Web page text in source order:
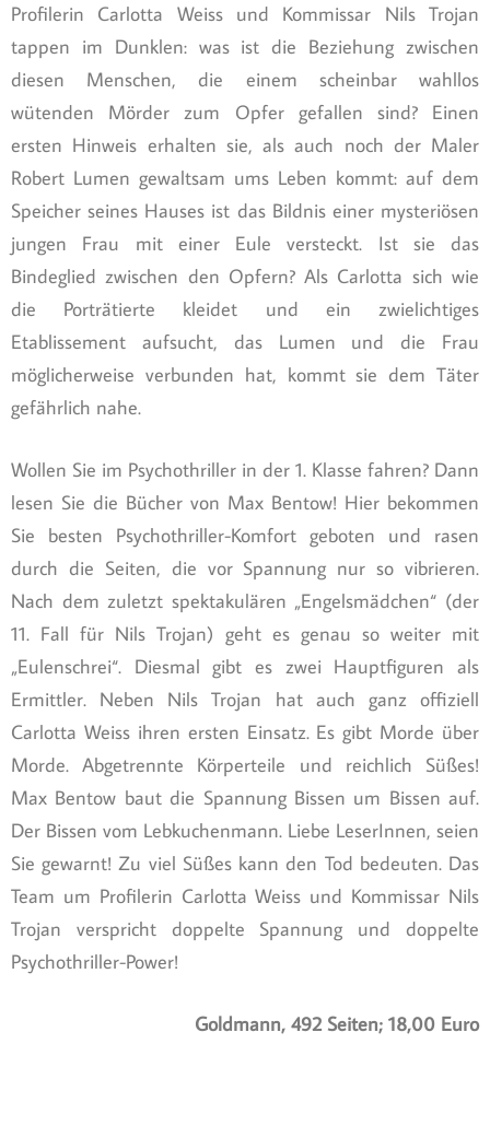
Profilerin Carlotta Weiss und Kommissar Nils Trojan
tappen im Dunklen: was ist die Beziehung zwischen
diesen Menschen, die einem scheinbar wahllos
wütenden Mörder zum Opfer gefallen sind? Einen
ersten Hinweis erhalten sie, als auch noch der Maler
Robert Lumen gewaltsam ums Leben kommt: auf dem
Speicher seines Hauses ist das Bildnis einer mysteriösen
jungen Frau mit einer Eule versteckt. Ist sie das
Bindeglied zwischen den Opfern? Als Carlotta sich wie
die Porträtierte kleidet und ein zwielichtiges
Etablissement aufsucht, das Lumen und die Frau
möglicherweise verbunden hat, kommt sie dem Täter
gefährlich nahe.
Wollen Sie im Psychothriller in der 1. Klasse fahren? Dann
lesen Sie die Bücher von Max Bentow! Hier bekommen
Sie besten Psychothriller-Komfort geboten und rasen
durch die Seiten, die vor Spannung nur so vibrieren.
Nach dem zuletzt spektakulären „Engelsmädchen“ (der
11. Fall für Nils Trojan) geht es genau so weiter mit
„Eulenschrei“. Diesmal gibt es zwei Hauptfiguren als
Ermittler. Neben Nils Trojan hat auch ganz offiziell
Carlotta Weiss ihren ersten Einsatz. Es gibt Morde über
Morde. Abgetrennte Körperteile und reichlich Süßes!
Max Bentow baut die Spannung Bissen um Bissen auf.
Der Bissen vom Lebkuchenmann. Liebe LeserInnen, seien
Sie gewarnt! Zu viel Süßes kann den Tod bedeuten. Das
Team um Profilerin Carlotta Weiss und Kommissar Nils
Trojan verspricht doppelte Spannung und doppelte
Psychothriller-Power!
Goldmann, 492 Seiten; 18,00 Euro